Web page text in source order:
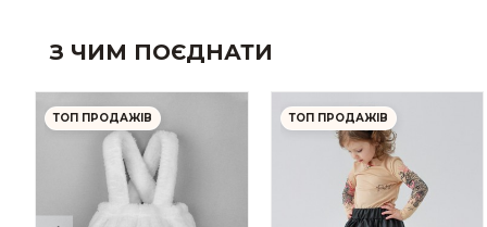
З ЧИМ ПОЄДНАТИ
ТОП ПРОДАЖІВ ТОП ПРОДАЖІВ